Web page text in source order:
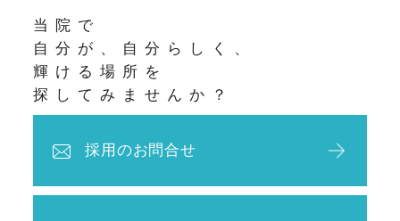
当院で
自分が、自分らしく、
輝ける場所を
探してみませんか？
採用のお問合せ